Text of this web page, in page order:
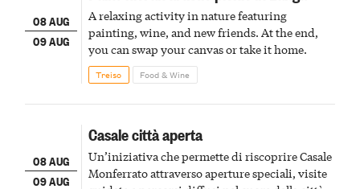
08 AUG
09 AUG
A relaxing activity in nature featuring
painting, wine, and new friends. At the end,
you can swap your canvas or take it home.
Treiso Food & Wine
08 AUG
09 AUG
Casale città aperta
Un’iniziativa che permette di riscoprire Casale
Monferrato attraverso aperture speciali, visite